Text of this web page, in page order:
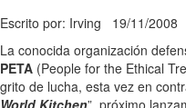
Escrito por: Irving 19/11/2008
La conocida organización
PETA (People for the Ethical
grito de lucha, esta vez en
World Kitchen”, próximo